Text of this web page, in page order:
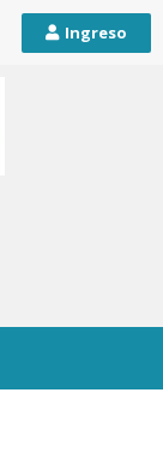
Ingreso